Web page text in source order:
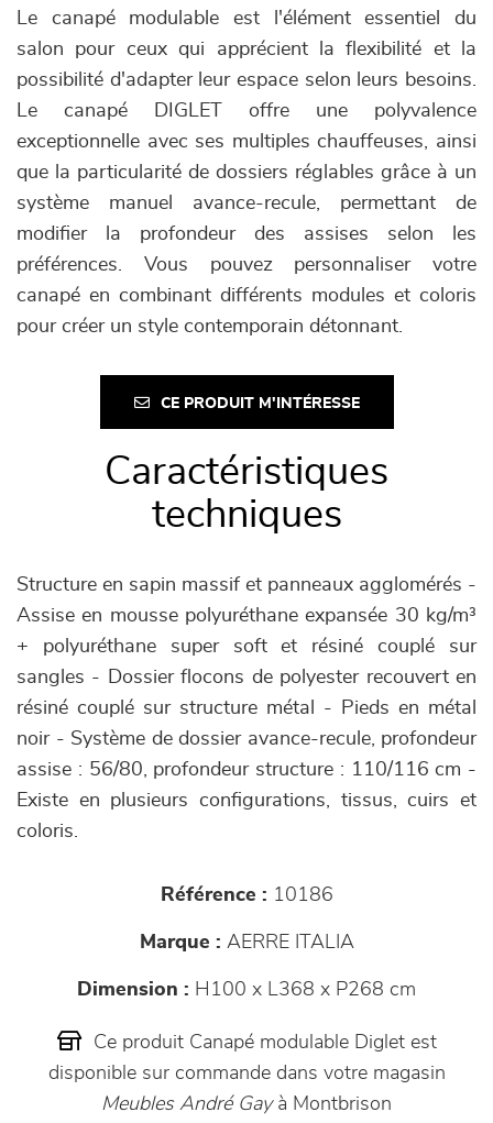
Le canapé modulable est l'élément essentiel du
salon pour ceux qui apprécient la flexibilité et la
possibilité d'adapter leur espace selon leurs besoins.
Le canapé DIGLET offre une polyvalence
exceptionnelle avec ses multiples chauffeuses, ainsi
que la particularité de dossiers réglables grâce à un
système manuel avance-recule, permettant de
modifier la profondeur des assises selon les
préférences. Vous pouvez personnaliser votre
canapé en combinant différents modules et coloris
pour créer un style contemporain détonnant.
CE PRODUIT M'INTÉRESSE
Caractéristiques
techniques
Structure en sapin massif et panneaux agglomérés -
Assise en mousse polyuréthane expansée 30 kg/m³
+ polyuréthane super soft et résiné couplé sur
sangles - Dossier flocons de polyester recouvert en
résiné couplé sur structure métal - Pieds en métal
noir - Système de dossier avance-recule, profondeur
assise : 56/80, profondeur structure : 110/116 cm -
Existe en plusieurs configurations, tissus, cuirs et
coloris.
Référence : 10186
Marque : AERRE ITALIA
Dimension : H100 x L368 x P268 cm
Ce produit Canapé modulable Diglet est
disponible sur commande dans votre magasin
Meubles André Gayà Montbrison